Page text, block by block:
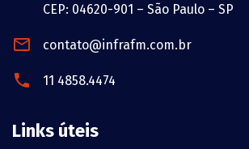
CEP: 04620-901 – São Paulo – SP
contato@infrafm.com.br
11 4858.4474
Links úteis